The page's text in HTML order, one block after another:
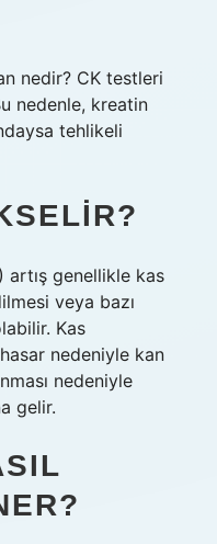
nedir? CK testleri
nedenle, kreatin
tehlikeli
artış genellikle kas
veya bazı
Kas
nedeniyle kan
nedeniyle
gelir.